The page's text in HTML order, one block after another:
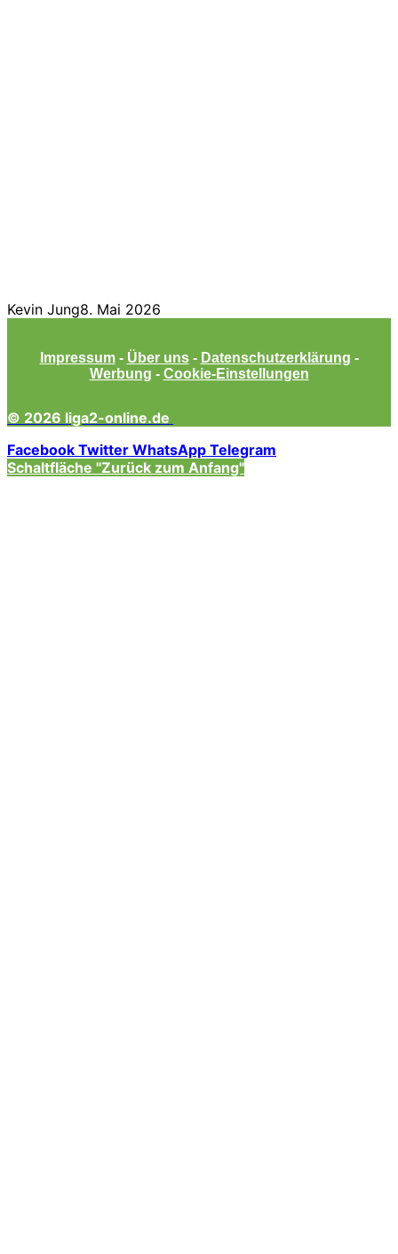
Kevin Jung8. Mai 2026
Impressum - Über uns - Datenschutzerklärung -
Werbung - Cookie-Einstellungen
© 2026 liga2-online.de
Facebook Twitter WhatsApp Telegram
Schaltfläche "Zurück zum Anfang"